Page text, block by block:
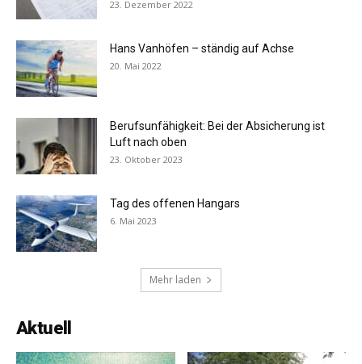
23. Dezember 2022
Hans Vanhöfen – ständig auf Achse
20. Mai 2022
Berufsunfähigkeit: Bei der Absicherung ist
Luft nach oben
23. Oktober 2023
Tag des offenen Hangars
6. Mai 2023
Mehr laden
Aktuell